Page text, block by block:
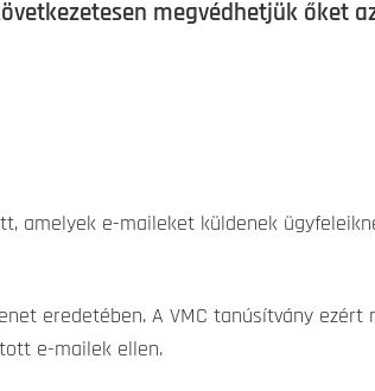
megvédhetjük őket
amelyek e-maileket küldenek
eredetében. A VMC tanúsítvány ezért
e-mailek ellen.